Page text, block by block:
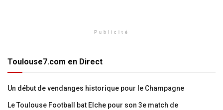
Publicité
Toulouse7.com en Direct
Un début de vendanges historique pour le Champagne
Le Toulouse Football bat Elche pour son 3e match de